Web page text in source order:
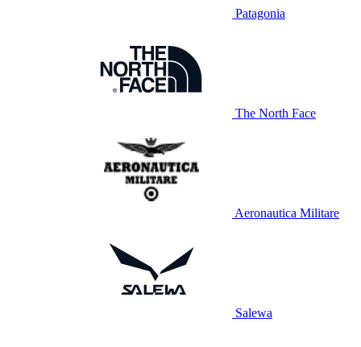
Patagonia
The North Face
Aeronautica Militare
Salewa